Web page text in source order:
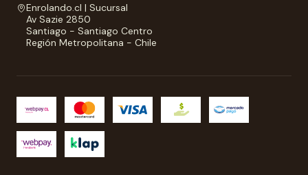
Enrolando.cl | Sucursal
Av Sazie 2850
Santiago - Santiago Centro
Región Metropolitana - Chile